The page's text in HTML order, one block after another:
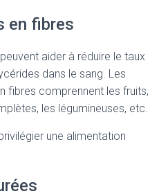
en fibres
aider à réduire le taux
dans le sang. Les
fibres comprennent les fruits,
les légumineuses, etc.
une alimentation